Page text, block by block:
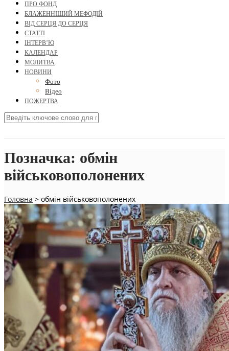
ПРО ФОНД
БЛАЖЕННІШИЙ МЕФОДІЙ
ВІД СЕРЦЯ ДО СЕРЦЯ
СТАТТІ
ІНТЕРВ’Ю
КАЛЕНДАР
МОЛИТВА
НОВИНИ
Фото
Відео
ПОЖЕРТВА
Позначка: обмін
військовополонених
Головна > обмін військовополонених